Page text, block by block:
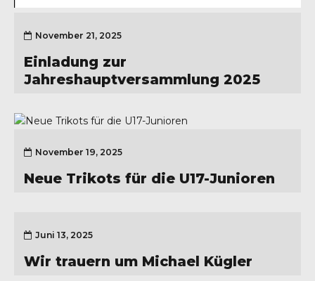
November 21, 2025
Einladung zur
Jahreshauptversammlung 2025
November 19, 2025
Neue Trikots für die U17-Junioren
Juni 13, 2025
Wir trauern um Michael Kügler